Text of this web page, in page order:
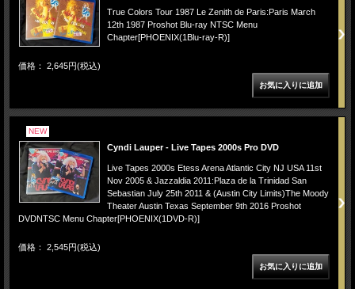
True Colors Tour 1987 Le Zenith de Paris:Paris March
12th 1987 Proshot Blu-ray NTSC Menu
Chapter[PHOENIX(1Blu-ray-R)]
価格： 2,645円(税込)
NEW
Cyndi Lauper - Live Tapes 2000s Pro DVD
Live Tapes 2000s Etess Arena Atlantic City NJ USA 11st
Nov 2005 & Jazzaldia 2011:Plaza de la Trinidad San
Sebastian July 25th 2011 & (Austin City Limits)The Moody
Theater Austin Texas September 9th 2016 Proshot
DVDNTSC Menu Chapter[PHOENIX(1DVD-R)]
価格： 2,545円(税込)